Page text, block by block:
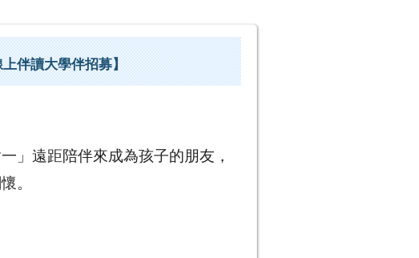
伴讀大學伴招募】
」遠距陪伴來成為孩子的朋友，
。